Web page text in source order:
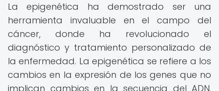
La epigenética ha demostrado ser una
herramienta invaluable en el campo del
cáncer, donde ha revolucionado el
diagnóstico y tratamiento personalizado de
la enfermedad. La epigenética se refiere a los
cambios en la expresión de los genes que no
implican cambios en la secuencia del ADN.